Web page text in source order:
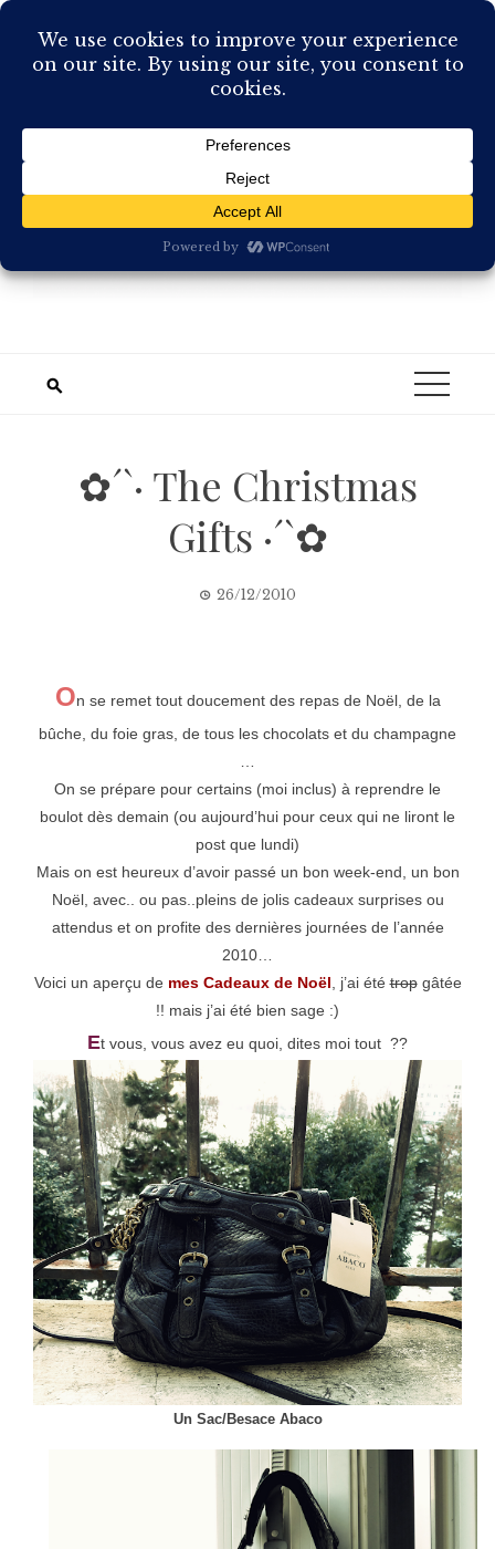
Skip
content
✿´`· The Christmas
Gifts ·´`✿
26/12/2010
On se remet tout doucement des repas de Noël, de la
bûche, du foie gras, de tous les chocolats et du champagne
On se prépare pour certains (moi inclus) à reprendre le
boulot dès demain (ou aujourd’hui pour ceux qui ne liront le
post que lundi)
Mais on est heureux d’avoir passé un bon week-end, un bon
Noël, avec.. ou pas..pleins de jolis cadeaux surprises ou
attendus et on profite des dernières journées de l’année
2010…
Voici un aperçu de mes Cadeaux de Noël , j’ai ététropgâtée
!! mais j’ai été bien sage :)
Et vous, vous avez eu quoi, dites moi tout ??
Un Sac/Besace Abaco